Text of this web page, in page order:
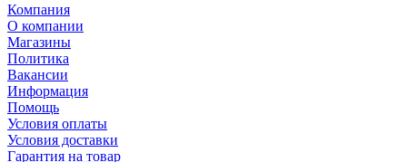
Компания
О компании
Магазины
Политика
Вакансии
Информация
Помощь
Условия оплаты
Условия доставки
Гарантия на товар